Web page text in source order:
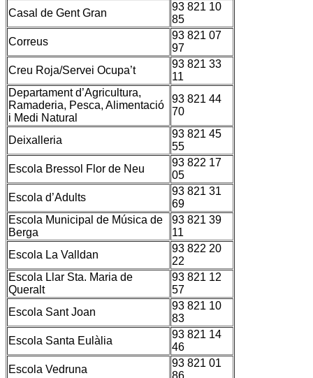
Casal de Gent Gran
93 821 10
85
Correus
93 821 07
97
Creu Roja/Servei Ocupa’t
93 821 33
11
Departament d’Agricultura,
Ramaderia, Pesca, Alimentació
i Medi Natural
93 821 44
70
Deixalleria
93 821 45
55
Escola Bressol Flor de Neu
93 822 17
05
Escola d’Adults
93 821 31
69
Escola Municipal de Música de
Berga
93 821 39
11
Escola La Valldan
93 822 20
22
Escola Llar Sta. Maria de
Queralt
93 821 12
57
Escola Sant Joan
93 821 10
83
Escola Santa Eulàlia
93 821 14
46
Escola Vedruna
93 821 01